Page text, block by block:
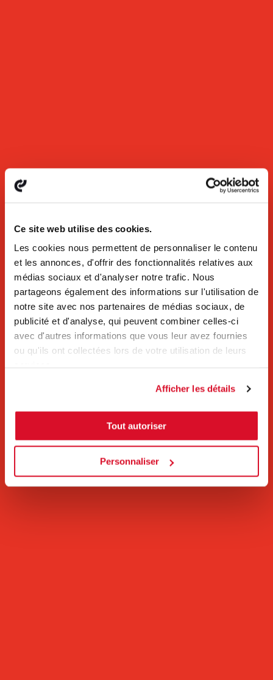
Ce site web utilise des cookies.
Les cookies nous permettent de personnaliser le contenu
et les annonces, d'offrir des fonctionnalités relatives aux
médias sociaux et d'analyser notre trafic. Nous
partageons également des informations sur l'utilisation de
notre site avec nos partenaires de médias sociaux, de
publicité et d'analyse, qui peuvent combiner celles-ci
avec d'autres informations que vous leur avez fournies
ou qu'ils ont collectées lors de votre utilisation de leurs
Afficher les détails
Tout autoriser
Personnaliser